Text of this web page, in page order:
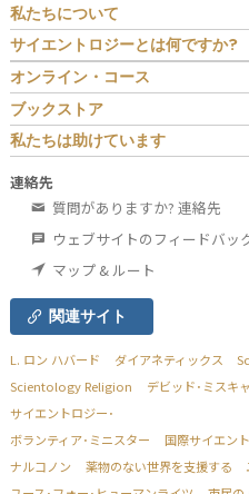
私たちについて
サイエントロジーとは何ですか?
オンライン・コース
ブックストア
私たちは助けています
連絡先
質問がありますか? 連絡先
ウェブサイトのフィードバッ
マップ & ルート
関連サイト
L. ロン ハバード ダイアネティックス
Scientology Religion
デビッド･ミスキ
サイエントロジー･
ボランティア･ミニスター
国際サイエン
ナルコノン
薬物のない世界を支援する